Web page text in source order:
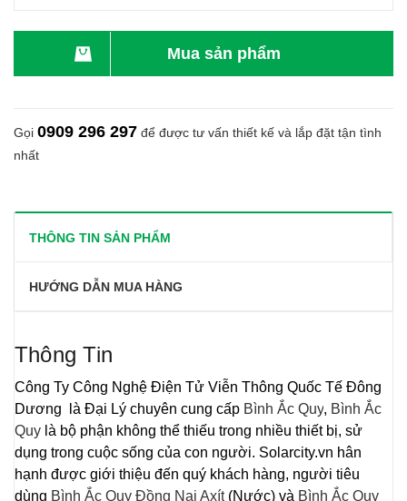
Mua sản phẩm
Gọi 0909 296 297 để được tư vấn thiết kế và lắp đặt tận tình
nhất
THÔNG TIN SẢN PHẨM
HƯỚNG DẪN MUA HÀNG
Thông Tin
Công Ty Công Nghệ Điện Tử Viễn Thông Quốc Tế Đông
Dương là Đại Lý chuyên cung cấp Bình Ắc Quy, Bình Ắc
Quy là bộ phận không thể thiếu trong nhiều thiết bị, sử
dụng trong cuộc sống của con người. Solarcity.vn hân
hạnh được giới thiệu đến quý khách hàng, người tiêu
dùng Bình Ắc Quy Đồng Nai Axít (Nước) và Bình Ắc Quy